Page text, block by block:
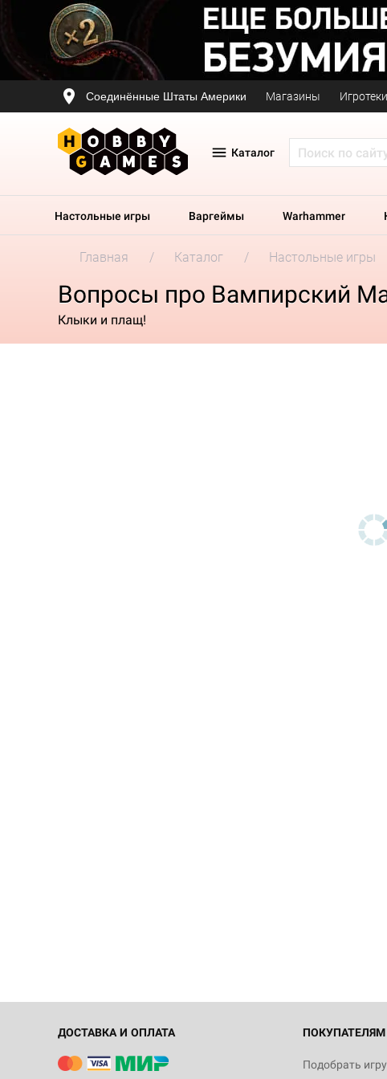
Соединённые Штаты Америки Магазины Игротеки
Каталог
Настольные игры Варгеймы Warhammer
Главная Каталог Настольные игры
Вопросы про Вампирский
Клыки и плащ!
ДОСТАВКА И ОПЛАТА ПОКУПАТЕЛЯМ
Подобрать игру